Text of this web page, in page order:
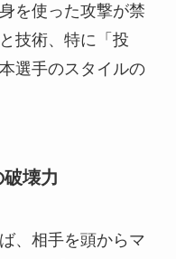
を使った攻撃が禁
技術、特に「投
選手のスタイルの
壊力
、相手を頭からマ